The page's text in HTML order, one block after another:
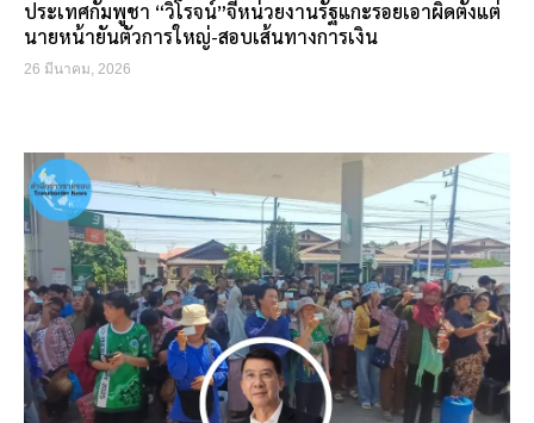
ประเทศกัมพูชา “วิโรจน์”จี้หน่วยงานรัฐแกะรอยเอาผิดตั้งแต่
นายหน้ายันตัวการใหญ่-สอบเส้นทางการเงิน
26 มีนาคม, 2026